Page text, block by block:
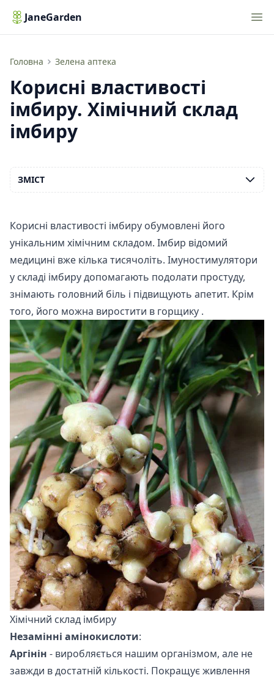
JaneGarden
Головна Зелена аптека
Корисні властивості імбиру. Хімічний склад імбиру
Корисні властивості
імбиру. Хімічний склад
імбиру
Корисні властивості імбиру обумовлені його
унікальним хімічним складом. Імбир відомий
медицині вже кілька тисячоліть. Імуностимулятори
у складі імбиру допомагають подолати простуду,
знімають головний біль і підвищують апетит. Крім
того, його можна виростити в горщику .
Хімічний склад імбиру
Незамінні амінокислоти:
Аргінін - виробляється нашим організмом, але не
завжди в достатній кількості. Покращує живлення
ЗМІСТ